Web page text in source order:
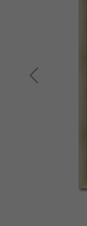
Terug